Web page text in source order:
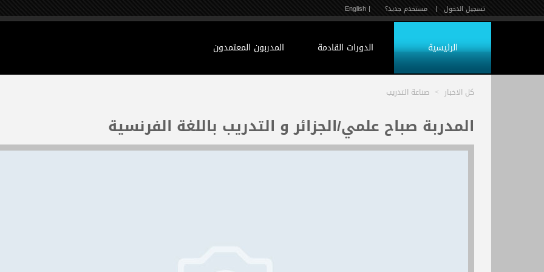
تسجيل الدخول | مستخدم جديد؟ | English
الرئيسية الدورات القادمة المدربون المعتمدون
كل الاخبار > صناعة التدريب
المدربة صباح علمي/الجزائر و التدريب باللغة الفرنسية